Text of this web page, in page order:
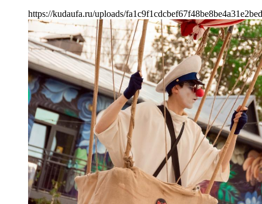
https://kudaufa.ru/uploads/